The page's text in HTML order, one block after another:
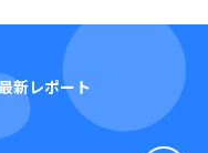
新レポート